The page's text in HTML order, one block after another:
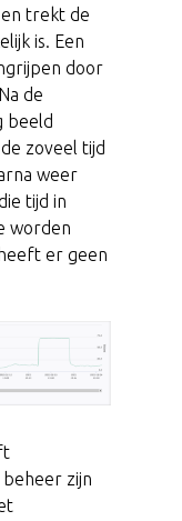
trekt de
is. Een
door
de
beeld
zoveel tijd
weer
tijd in
worden
er geen
beheer zijn